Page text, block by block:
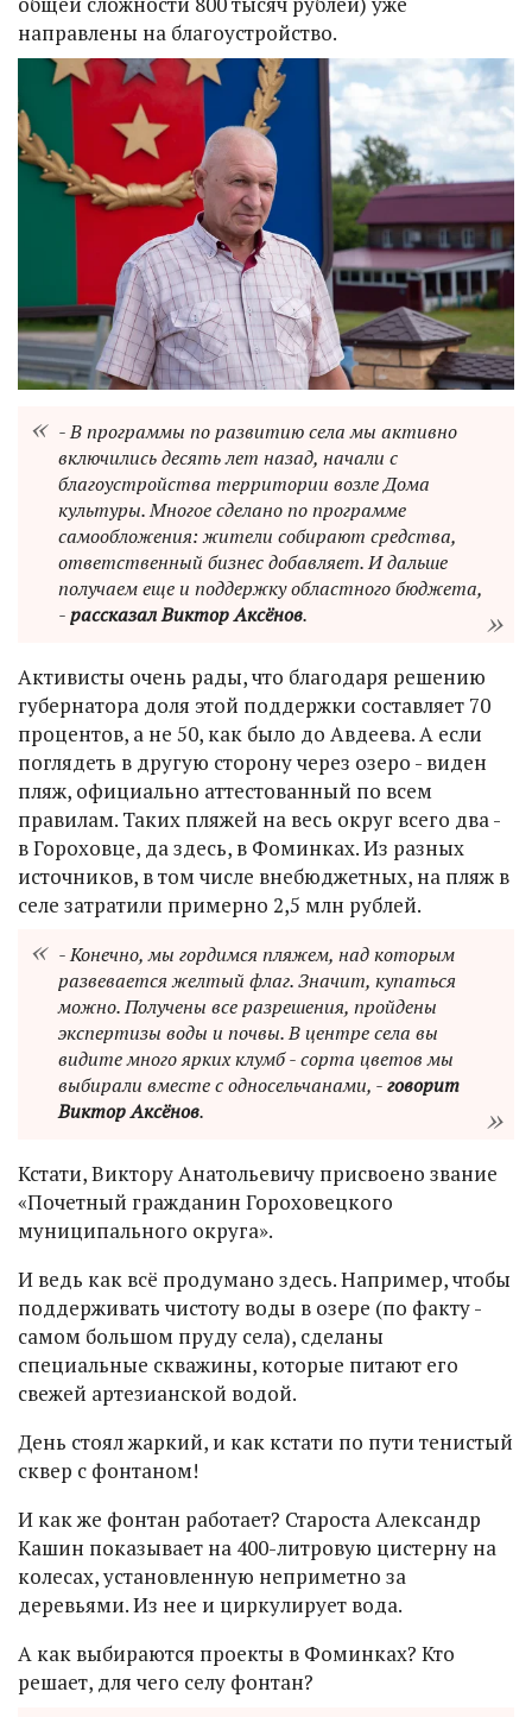
направлены на благоустройство.
- В программы по развитию села мы активно
включились десять лет назад, начали с
благоустройства территории возле Дома
культуры. Многое сделано по программе
самообложения: жители собирают средства,
ответственный бизнес добавляет. И дальше
получаем еще и поддержку областного бюджета,
-рассказал Виктор Аксёнов.
Активисты очень рады, что благодаря решению
губернатора доля этой поддержки составляет 70
процентов, а не 50, как было до Авдеева. А если
поглядеть в другую сторону через озеро - виден
пляж, официально аттестованный по всем
правилам. Таких пляжей на весь округ всего два -
в Гороховце, да здесь, в Фоминках. Из разных
источников, в том числе внебюджетных, на пляж в
селе затратили примерно 2,5 млн рублей.
- Конечно, мы гордимся пляжем, над которым
развевается желтый флаг. Значит, купаться
можно. Получены все разрешения, пройдены
экспертизы воды и почвы. В центре села вы
видите много ярких клумб - сорта цветов мы
выбирали вместе с односельчанами, -говорит
Виктор Аксёнов.
Кстати, Виктору Анатольевичу присвоено звание
«Почетный гражданин Гороховецкого
муниципального округа».
И ведь как всё продумано здесь. Например, чтобы
поддерживать чистоту воды в озере (по факту -
самом большом пруду села), сделаны
специальные скважины, которые питают его
свежей артезианской водой.
День стоял жаркий, и как кстати по пути тенистый
сквер с фонтаном!
И как же фонтан работает? Староста Александр
Кашин показывает на 400-литровую цистерну на
колесах, установленную неприметно за
деревьями. Из нее и циркулирует вода.
А как выбираются проекты в Фоминках? Кто
решает, для чего селу фонтан?